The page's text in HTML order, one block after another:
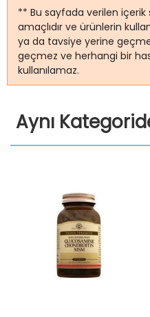
** Bu sayfada verilen
amaçlıdır ve ürünlerin
ya da tavsiye yerine
geçmez ve herhangi bir
kullanılamaz.
Aynı